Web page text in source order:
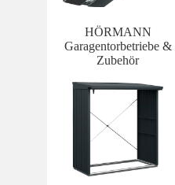
HÖRMANN
Garagentorbetriebe &
Zubehör